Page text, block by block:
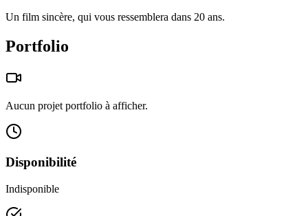
Un film sincère, qui vous ressemblera dans 20 ans.
Portfolio
Aucun projet portfolio à afficher.
Disponibilité
Indisponible